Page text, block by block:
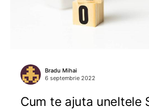
Bradu Mihai
6 septembrie 2022
Cum te ajuta uneltele